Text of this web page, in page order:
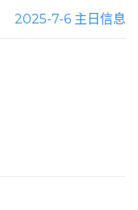
2025-7-6 主日信息